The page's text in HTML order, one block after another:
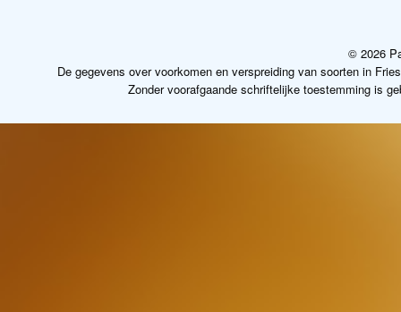
© 2026
De gegevens over voorkomen en verspreiding van soorten in
Zonder voorafgaande schriftelijke toestemming is